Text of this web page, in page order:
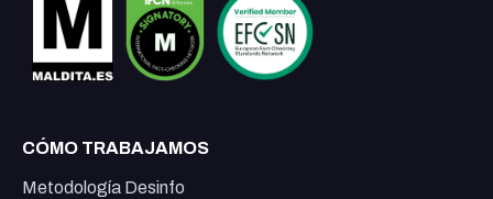
CÓMO TRABAJAMOS
Metodología Desinfo